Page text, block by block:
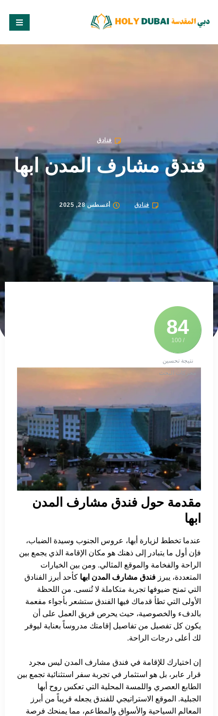
فنادق
فندق مشارف المدن ابها
فنادق أغسطس 28, 2025
84
/ 100
نتيجة تحسين
محركات البحث
مقدمة حول فندق مشارف المدن
ابها
عندما تخطط لزيارة أبها، عروس الجنوب وسيدة الضباب،
فإن أول ما يتبادر إلى ذهنك هو مكان الإقامة الذي يجمع بين
الراحة والفخامة والموقع المثالي. ومن بين الخيارات
المتعددة، يبرز فندق مشارف المدن ابها كأحد أبرز الفنادق
التي تمنح ضيوفها تجربة متكاملة لا تُنسى. من اللحظة
الأولى التي تطأ قدماك فيها الفندق ستشعر بأجواء مفعمة
بالدفء والخصوصية، حيث يحرص فريق العمل على أن
يكون كل تفصيل من تفاصيل إقامتك مدروساً بعناية ليوفر
لك أعلى درجات الراحة.
إن اختيارك للإقامة في فندق مشارف المدن ليس مجرد
قرار عابر، بل هو استثمار في تجربة سفر استثنائية تجمع بين
الطابع العصري واللمسة المحلية التي تعكس روح أبها
الجبلية. الموقع الاستراتيجي للفندق يجعله قريباً من أبرز
المعالم السياحية والأسواق والمطاعم، مما يمنحك فرصة